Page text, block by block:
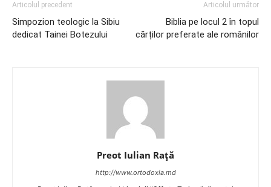
Articolul precedent
Simpozion teologic la Sibiu
dedicat Tainei Botezului
Articolul următor
Biblia pe locul 2 în topul
cărților preferate ale românilor
Preot Iulian Raţă
http://www.ortodoxia.md